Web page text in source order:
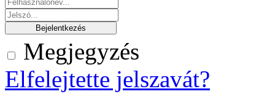
Megjegyzés
Elfelejtette jelszavát?